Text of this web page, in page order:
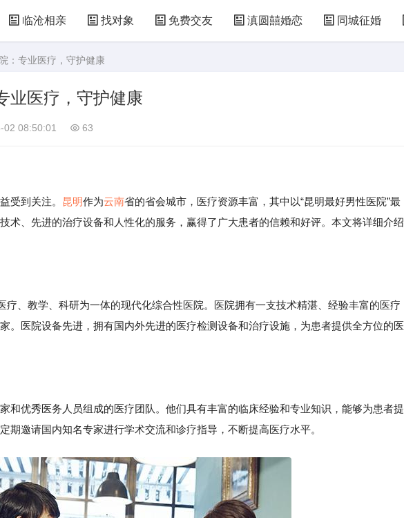
临沧相亲 找对象 免费交友 滇圆囍婚恋 同城征婚
：专业医疗，守护健康
业医疗，守护健康
02 08:50:01 63
到关注。 昆明作为云南省的省会城市，医疗资源丰富，其中以“昆明最好男性医院”最
术、先进的治疗设备和人性化的服务，赢得了广大患者的信赖和好评。本文将详细介绍
疗、教学、科研为一体的现代化综合性医院。医院拥有一支技术精湛、经验丰富的医疗
。医院设备先进，拥有国内外先进的医疗检测设备和治疗设施，为患者提供全方位的医
和优秀医务人员组成的医疗团队。他们具有丰富的临床经验和专业知识，能够为患者提
期邀请国内知名专家进行学术交流和诊疗指导，不断提高医疗水平。